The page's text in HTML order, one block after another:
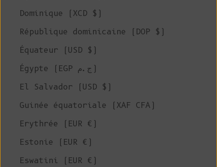
Dominique (XCD $)
République dominicaine (DOP $)
Équateur (USD $)
Égypte (EGP ج.م)
El Salvador (USD $)
Guinée équatoriale (XAF CFA)
Erythrée (EUR €)
Estonie (EUR €)
Eswatini (EUR €)